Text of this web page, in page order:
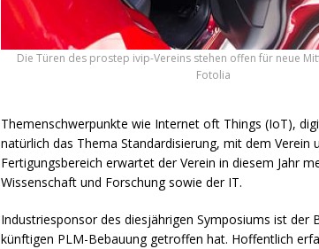
Die Türen des prostep ivip-Vereins stehen offen für neue
Fotolia
Themenschwerpunkte wie Internet oft Things (IoT),
natürlich das Thema Standardisierung, mit dem
Fertigungsbereich erwartet der Verein in diesem Jahr
Wissenschaft und Forschung sowie der IT.
Industriesponsor des diesjährigen Symposiums ist der
künftigen PLM-Bebauung getroffen hat. Hoffentlich